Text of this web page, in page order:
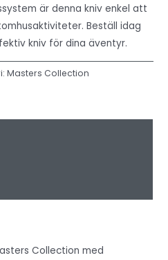
är denna kniv enkel att
Beställ idag
kniv för dina äventyr.
Masters Collection
Collection med